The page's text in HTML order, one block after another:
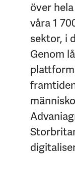
över
våra 1
sektor, i
Genom